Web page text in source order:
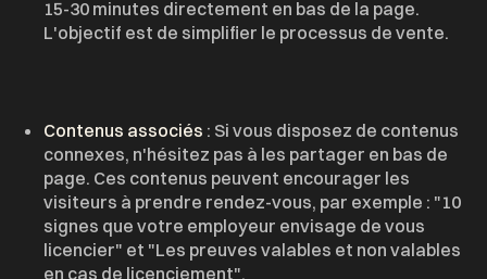
15-30 minutes directement en bas de la page.
L'objectif est de simplifier le processus de vente.
Contenus associés : Si vous disposez de contenus
connexes, n'hésitez pas à les partager en bas de
page. Ces contenus peuvent encourager les
visiteurs à prendre rendez-vous, par exemple : "10
signes que votre employeur envisage de vous
licencier" et "Les preuves valables et non valables
en cas de licenciement".